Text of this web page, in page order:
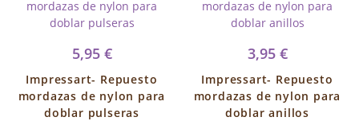
5,95 €
Impressart- Repuesto
mordazas de nylon para
doblar pulseras
3,95 €
Impressart- Repuesto
mordazas de nylon para
doblar anillos